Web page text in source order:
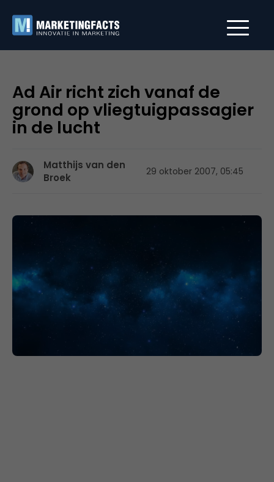
Ad Air richt zich vanaf de
grond op vliegtuigpassagier
in de lucht
Matthijs van den
Broek
29 oktober 2007, 05:45